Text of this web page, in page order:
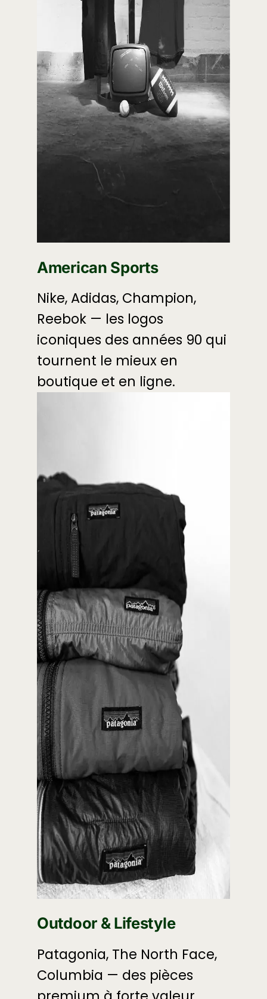
American Sports
Nike, Adidas, Champion,
Reebok — les logos
iconiques des années 90 qui
tournent le mieux en
boutique et en ligne.
Outdoor & Lifestyle
Patagonia, The North Face,
Columbia — des pièces